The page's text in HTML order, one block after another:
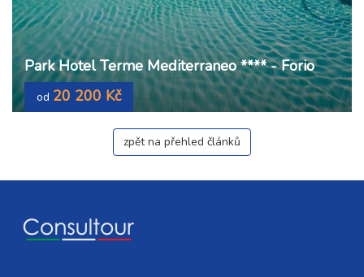
Park Hotel Terme Mediterraneo **** - Forio
od 20 200 Kč
zpět na přehled článků